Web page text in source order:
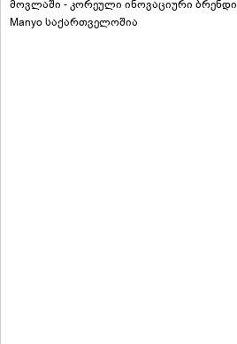
მოვლაში - კორეული ინოვაციური ბრენდი
Manyo საქართველოშია